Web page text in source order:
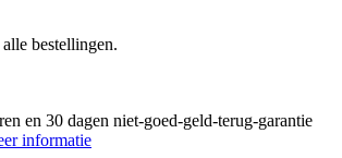
bestellingen.
en 30 dagen niet-goed-geld-terug-garantie
informatie